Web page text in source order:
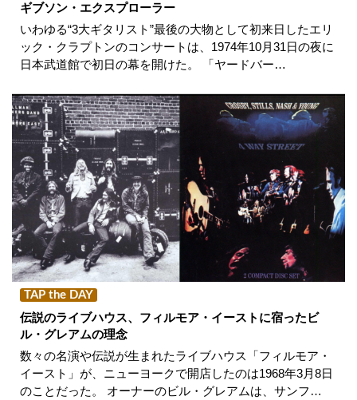
ギブソン・エクスプローラー
いわゆる“3大ギタリスト”最後の大物として初来日したエリ
ック・クラプトンのコンサートは、1974年10月31日の夜に
日本武道館で初日の幕を開けた。 「ヤードバー…
TAP the DAY
伝説のライブハウス、フィルモア・イーストに宿ったビ
ル・グレアムの理念
数々の名演や伝説が生まれたライブハウス「フィルモア・
イースト」が、ニューヨークで開店したのは1968年3月8日
のことだった。 オーナーのビル・グレアムは、サンフ…